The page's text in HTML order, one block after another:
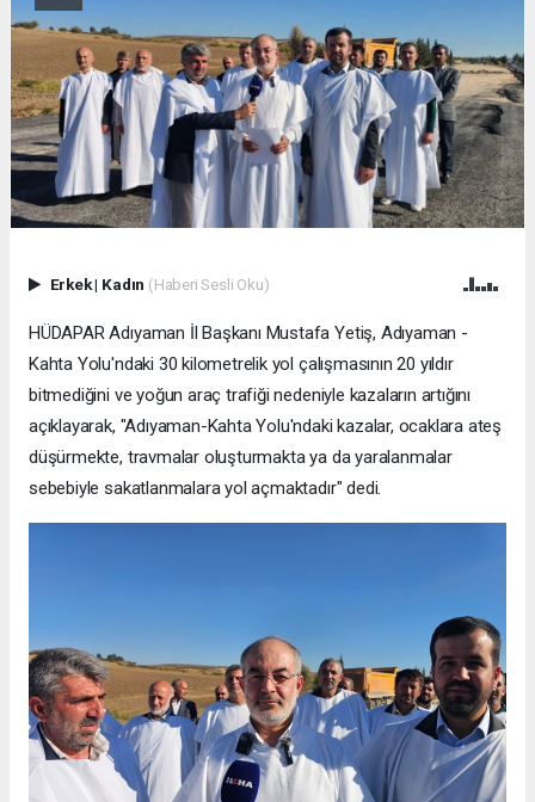
Erkek| Kadın (Haberi Sesli Oku)
HÜDAPAR Adıyaman İl Başkanı Mustafa Yetiş, Adıyaman -
Kahta Yolu'ndaki 30 kilometrelik yol çalışmasının 20 yıldır
bitmediğini ve yoğun araç trafiği nedeniyle kazaların artığını
açıklayarak, "Adıyaman-Kahta Yolu'ndaki kazalar, ocaklara ateş
düşürmekte, travmalar oluşturmakta ya da yaralanmalar
sebebiyle sakatlanmalara yol açmaktadır" dedi.